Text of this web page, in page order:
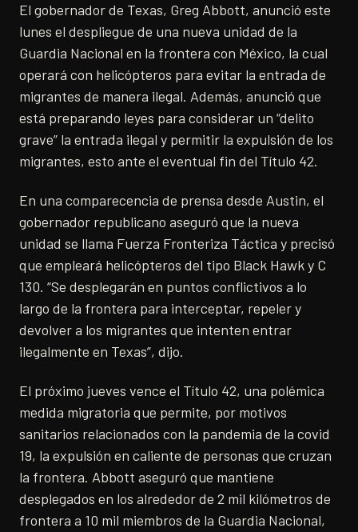
El gobernador de Texas, Greg Abbott, anunció este
lunes el despliegue de una nueva unidad de la
Guardia Nacional en la frontera con México, la cual
operará con helicópteros para evitar la entrada de
migrantes de manera ilegal. Además, anunció que
está preparando leyes para considerar un “delito
grave” la entrada ilegal y permitir la expulsión de los
migrantes, esto ante el eventual fin del Título 42.
En una comparecencia de prensa desde Austin, el
gobernador republicano aseguró que la nueva
unidad se llama Fuerza Fronteriza Táctica y precisó
que empleará helicópteros del tipo Black Hawk y C
130. “Se desplegarán en puntos conflictivos a lo
largo de la frontera para interceptar, repeler y
devolver a los migrantes que intenten entrar
ilegalmente en Texas”, dijo.
El próximo jueves vence el Título 42, una polémica
medida migratoria que permite, por motivos
sanitarios relacionados con la pandemia de la covid
19, la expulsión en caliente de personas que cruzan
la frontera. Abbott aseguró que mantiene
desplegados en los alrededor de 2 mil kilómetros de
frontera a 10 mil miembros de la Guardia Nacional,